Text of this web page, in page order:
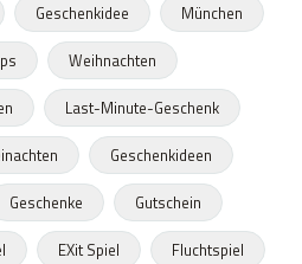
Geschenkidee
München
Weihnachten
Last-Minute-Geschenk
Geschenkideen
Geschenke
Gutschein
EXit Spiel
Fluchtspiel